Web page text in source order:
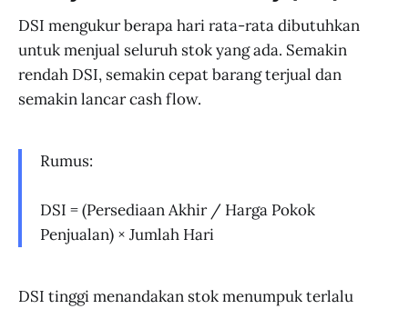
DSI mengukur berapa hari rata-rata dibutuhkan
untuk menjual seluruh stok yang ada. Semakin
rendah DSI, semakin cepat barang terjual dan
semakin lancar cash flow.
Rumus:
DSI = (Persediaan Akhir / Harga Pokok
Penjualan) × Jumlah Hari
DSI tinggi menandakan stok menumpuk terlalu